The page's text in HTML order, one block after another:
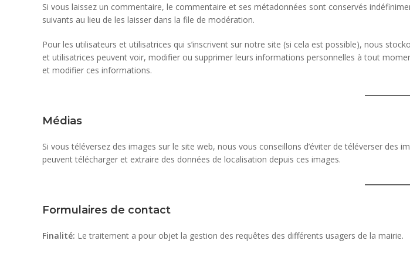
Si vous laissez un commentaire, le commentaire et ses métadonnées sont conservés
suivants au lieu de les laisser dans la file de modération.
Pour les utilisateurs et utilisatrices qui s’inscrivent sur notre site (si cela est possible), nous
et utilisatrices peuvent voir, modifier ou supprimer leurs informations personnelles à tout
et modifier ces informations.
Médias
Si vous téléversez des images sur le site web, nous vous conseillons d’éviter de téléverser des
peuvent télécharger et extraire des données de localisation depuis ces images.
Formulaires de contact
Finalité: Le traitement a pour objet la gestion des requêtes des différents usagers de la mairie.